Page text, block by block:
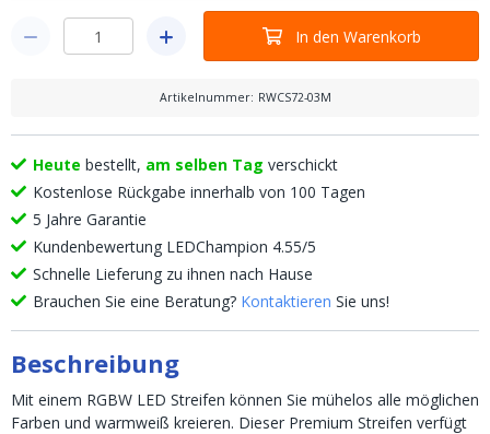
In den Warenkorb
Artikelnummer: RWCS72-03M
Heute bestellt, am selben Tag verschickt
Kostenlose Rückgabe innerhalb von 100 Tagen
5 Jahre Garantie
Kundenbewertung LEDChampion 4.55/5
Schnelle Lieferung zu ihnen nach Hause
Brauchen Sie eine Beratung? Kontaktieren Sie uns!
Beschreibung
Mit einem RGBW LED Streifen können Sie mühelos alle möglichen
Farben und warmweiß kreieren. Dieser Premium Streifen verfügt